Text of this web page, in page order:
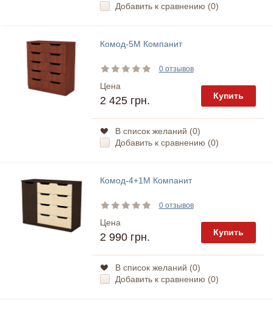
Добавить к сравнению (0)
Комод-5М Компанит
0 отзывов
Цена
2 425 грн. Купить
В список желаний (0)
Добавить к сравнению (0)
Комод-4+1М Компанит
0 отзывов
Цена
2 990 грн. Купить
В список желаний (0)
Добавить к сравнению (0)